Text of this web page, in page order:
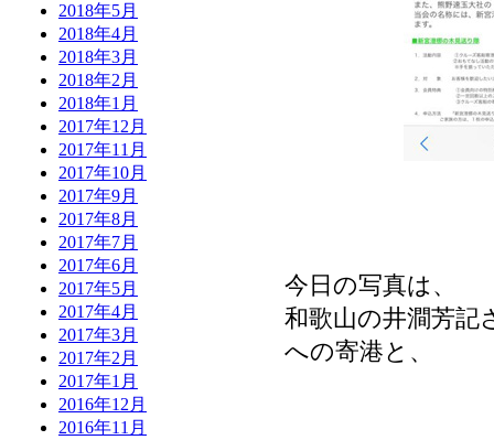
2018年5月
2018年4月
2018年3月
2018年2月
2018年1月
2017年12月
2017年11月
2017年10月
2017年9月
2017年8月
2017年7月
2017年6月
2017年5月
2017年4月
2017年3月
2017年2月
2017年1月
2016年12月
2016年11月
今日の写真は、
和歌山の井澗芳記
への寄港と、